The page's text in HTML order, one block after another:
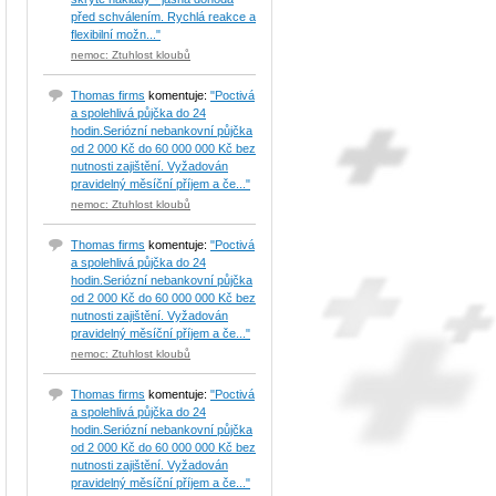
před schválením. Rychlá reakce a
flexibilní možn..."
nemoc: Ztuhlost kloubů
Thomas firms komentuje: "Poctivá
a spolehlivá půjčka do 24
hodin.Seriózní nebankovní půjčka
od 2 000 Kč do 60 000 000 Kč bez
nutnosti zajištění. Vyžadován
pravidelný měsíční příjem a če..."
nemoc: Ztuhlost kloubů
Thomas firms komentuje: "Poctivá
a spolehlivá půjčka do 24
hodin.Seriózní nebankovní půjčka
od 2 000 Kč do 60 000 000 Kč bez
nutnosti zajištění. Vyžadován
pravidelný měsíční příjem a če..."
nemoc: Ztuhlost kloubů
Thomas firms komentuje: "Poctivá
a spolehlivá půjčka do 24
hodin.Seriózní nebankovní půjčka
od 2 000 Kč do 60 000 000 Kč bez
nutnosti zajištění. Vyžadován
pravidelný měsíční příjem a če..."